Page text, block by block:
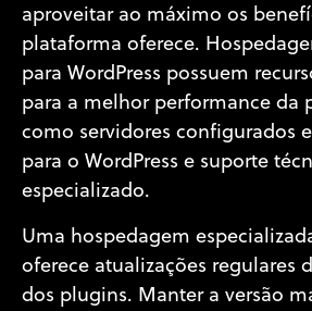
aproveitar ao máximo os
plataforma oferece.
para WordPress possuem
para a melhor performance da
como servidores configurados
para o WordPress e suporte
especializado.
Uma hospedagem
oferece atualizações regulares
dos plugins. Manter a versão